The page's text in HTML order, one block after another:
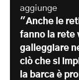
aggiunge
"Anche le
fanno la rete
galleggiare
ciò che si
la barca è